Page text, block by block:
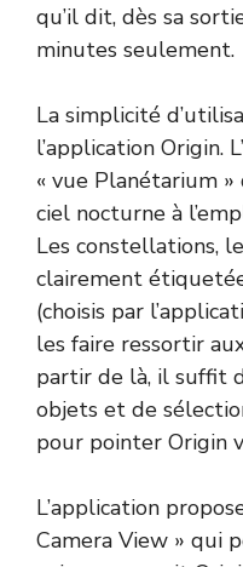
qu’il dit, dès sa
minutes seulement.
La simplicité
l’application Origin.
« vue Planétarium
ciel nocturne à
Les constellations,
clairement
(choisis par
les faire ressortir
partir de là, il suffit
objets et de
pour pointer Origin
L’application
Camera View » qui